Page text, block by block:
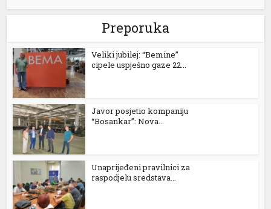
Preporuka
Veliki jubilej: “Bemine”
cipele uspješno gaze 22...
Javor posjetio kompaniju
“Bosankar”: Nova...
Unaprijeđeni pravilnici za
raspodjelu sredstava...